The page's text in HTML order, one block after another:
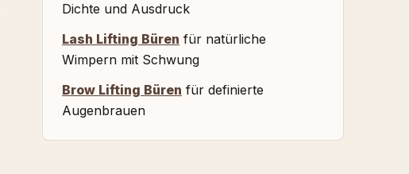
Dichte und Ausdruck
Lash Lifting Büren für natürliche
Wimpern mit Schwung
Brow Lifting Büren für definierte
Augenbrauen